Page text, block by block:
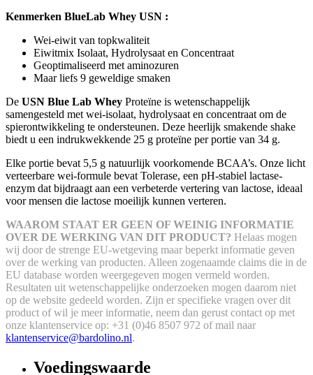
Kenmerken BlueLab Whey USN :
Wei-eiwit van topkwaliteit
Eiwitmix Isolaat, Hydrolysaat en Concentraat
Geoptimaliseerd met aminozuren
Maar liefs 9 geweldige smaken
De USN Blue Lab Whey Proteïne is wetenschappelijk
samengesteld met wei-isolaat, hydrolysaat en concentraat om de
spierontwikkeling te ondersteunen. Deze heerlijk smakende shake
biedt u een indrukwekkende 25 g proteïne per portie van 34 g.
Elke portie bevat 5,5 g natuurlijk voorkomende BCAA’s. Onze licht
verteerbare wei-formule bevat Tolerase, een pH-stabiel lactase-
enzym dat bijdraagt ​​aan een verbeterde vertering van lactose, ideaal
voor mensen die lactose moeilijk kunnen verteren.
WAAROM STAAT ER GEEN OF WEINIG INFORMATIE
OVER DE WERKING VAN DIT PRODUCT? Helaas mogen
wij door de strenge EU-wetgeving maar beperkt informatie geven
over de werking van producten. Alleen zogenaamde claims die in de
EU database worden weergegeven mogen vermeld worden.
Resultaten uit wetenschappelijke onderzoeken mogen daarom niet
op de website gedeeld worden. Zijn er specifieke vragen over dit
product of wil je meer informatie, neem dan gerust contact op met
onze klantenservice op: +31 (0)46 8507 972 of mail naar
klantenservice@bardolino.nl.
Voedingswaarde